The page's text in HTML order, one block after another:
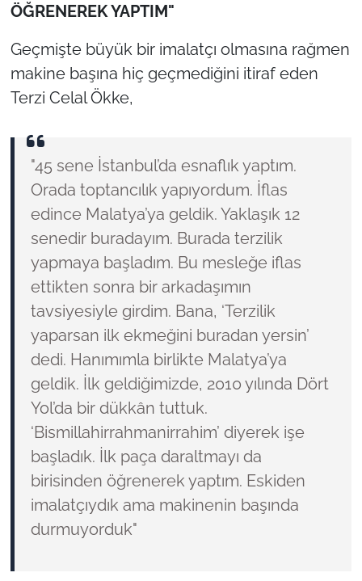
ÖĞRENEREK YAPTIM"
Geçmişte büyük bir imalatçı olmasına rağmen
makine başına hiç geçmediğini itiraf eden
Terzi Celal Ökke,
"45 sene İstanbul’da esnaflık yaptım.
Orada toptancılık yapıyordum. İflas
edince Malatya’ya geldik. Yaklaşık 12
senedir buradayım. Burada terzilik
yapmaya başladım. Bu mesleğe iflas
ettikten sonra bir arkadaşımın
tavsiyesiyle girdim. Bana, ‘Terzilik
yaparsan ilk ekmeğini buradan yersin’
dedi. Hanımımla birlikte Malatya’ya
geldik. İlk geldiğimizde, 2010 yılında Dört
Yol’da bir dükkân tuttuk.
‘Bismillahirrahmanirrahim’ diyerek işe
başladık. İlk paça daraltmayı da
birisinden öğrenerek yaptım. Eskiden
imalatçıydık ama makinenin başında
durmuyorduk"